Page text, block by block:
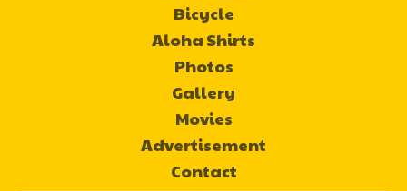
Bicycle
Aloha Shirts
Photos
Gallery
Movies
Advertisement
Contact